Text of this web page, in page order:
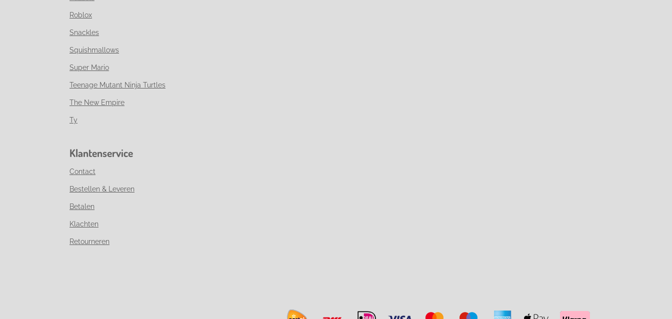
Roblox
Snackles
Squishmallows
Super Mario
Teenage Mutant Ninja Turtles
The New Empire
Ty
Klantenservice
Contact
Bestellen & Leveren
Betalen
Klachten
Retourneren